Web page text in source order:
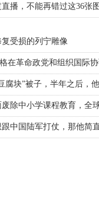
播，不能再错过这36张图
受损的列宁雕像
在革命政党和组织国际
腐块”被子，半年之后，
除中小学课程教育，全
中国陆军打仗，那他简